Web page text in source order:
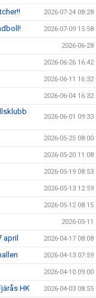
2026-07-24 08:28
2026-07-09 15:58
2026-06-28
2026-06-26 16:42
2026-06-11 16:32
2026-06-04 16:32
2026-06-01 09:33
2026-05-25 08:00
2026-05-20 11:08
2026-05-19 08:53
2026-05-13 12:59
2026-05-12 08:15
2026-05-11
april 2026-04-17 08:08
2026-04-13 07:59
2026-04-10 09:00
HK 2026-04-03 08:55